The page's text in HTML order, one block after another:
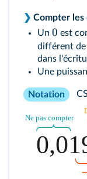
❯ Compter
Un 0 est
différent de
dans
Une
Notation